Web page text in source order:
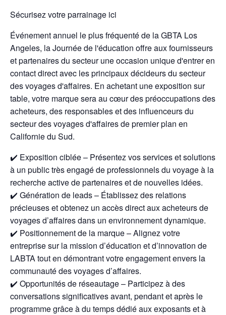
Sécurisez votre parrainage ici
Événement annuel le plus fréquenté de la GBTA Los
Angeles, la Journée de l'éducation offre aux fournisseurs
et partenaires du secteur une occasion unique d'entrer en
contact direct avec les principaux décideurs du secteur
des voyages d'affaires. En achetant une exposition sur
table, votre marque sera au cœur des préoccupations des
acheteurs, des responsables et des influenceurs du
secteur des voyages d'affaires de premier plan en
Californie du Sud.
✔️ Exposition ciblée – Présentez vos services et solutions
à un public très engagé de professionnels du voyage à la
recherche active de partenaires et de nouvelles idées.
✔️ Génération de leads – Établissez des relations
précieuses et obtenez un accès direct aux acheteurs de
voyages d’affaires dans un environnement dynamique.
✔️ Positionnement de la marque – Alignez votre
entreprise sur la mission d’éducation et d’innovation de
LABTA tout en démontrant votre engagement envers la
communauté des voyages d’affaires.
✔️ Opportunités de réseautage – Participez à des
conversations significatives avant, pendant et après le
programme grâce à du temps dédié aux exposants et à